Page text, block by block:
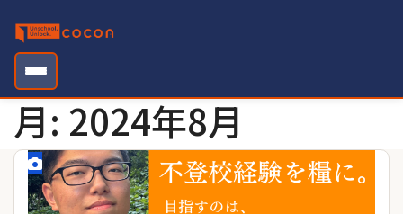
content
月: 2024年8月